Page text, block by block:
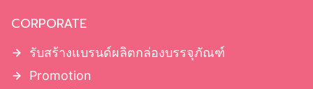
CORPORATE
รับสร้างแบรนด์ผลิตกล่องบรรจุภัณฑ์
Promotion